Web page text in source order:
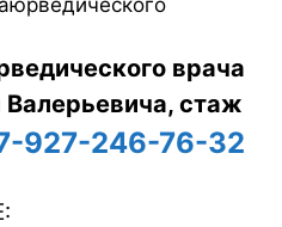
врача
стаж
927-246-76-32